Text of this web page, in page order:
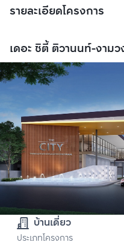
รายละเอียดโครงการ
เดอะ ซิตี้ ติวานนท์-งาม
บ้านเดี่ยว
ประเภทโครงการ